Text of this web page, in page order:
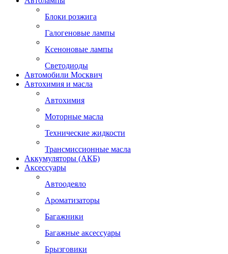
Блоки розжига
Галогеновые лампы
Ксеноновые лампы
Светодиоды
Автомобили Москвич
Автохимия и масла
Автохимия
Моторные масла
Технические жидкости
Трансмиссионные масла
Аккумуляторы (АКБ)
Аксессуары
Автоодеяло
Ароматизаторы
Багажники
Багажные аксессуары
Брызговики